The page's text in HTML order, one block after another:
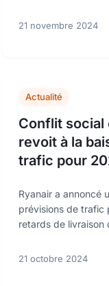
21 novembre 2024
Actualité
Conflit social
revoit à la
trafic pour
Ryanair a annoncé
prévisions de trafic
retards de livraison
21 octobre 2024